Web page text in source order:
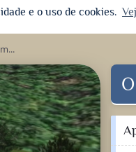
e o uso de cookies.